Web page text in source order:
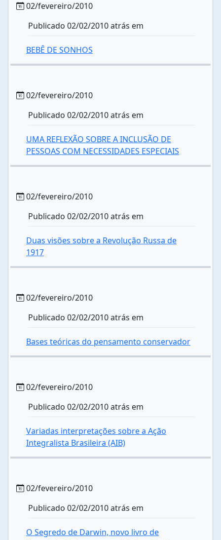
02/fevereiro/2010
Publicado 02/02/2010 atrás em
BEBÊ DE SONHOS
02/fevereiro/2010
Publicado 02/02/2010 atrás em
UMA REFLEXÃO SOBRE A INCLUSÃO DE
PESSOAS COM NECESSIDADES ESPECIAIS
02/fevereiro/2010
Publicado 02/02/2010 atrás em
Duas visões sobre a Revolução Russa de
1917
02/fevereiro/2010
Publicado 02/02/2010 atrás em
Bases teóricas do pensamento conservador
02/fevereiro/2010
Publicado 02/02/2010 atrás em
Variadas interpretações sobre a Ação
Integralista Brasileira (AIB)
02/fevereiro/2010
Publicado 02/02/2010 atrás em
O Segredo de Darwin, novo livro de